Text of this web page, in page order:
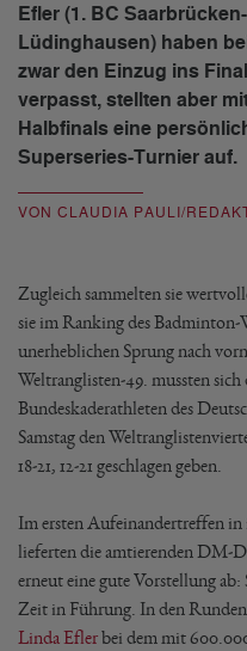
Efler (1. BC
Lüdinghausen) haben
zwar den Einzug ins
verpasst, stellten aber
Halbfinals eine
Superseries-Turnier auf.
VON CLAUDIA PAULI/
Zugleich sammelten sie
sie im Ranking des
unerheblichen Sprung nach
Weltranglisten-49. mussten sich
Bundeskaderathleten des
Samstag den
18-21, 12-21 geschlagen geben.
Im ersten Aufeinandertreffen
lieferten die amtierenden DM-
erneut eine gute Vorstellung ab:
Zeit in Führung. In den
Linda Eflerbei dem mit